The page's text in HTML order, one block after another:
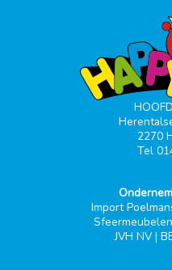
2270
Tel
Import
JVH NV |